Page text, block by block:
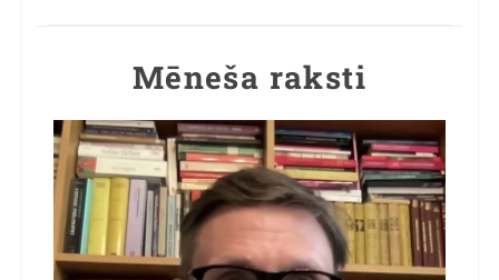
Mēneša raksti